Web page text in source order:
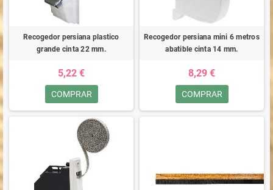
Recogedor persiana plastico
grande cinta 22 mm.
5,22 €
COMPRAR
Recogedor persiana mini 6 metros
abatible cinta 14 mm.
8,29 €
COMPRAR